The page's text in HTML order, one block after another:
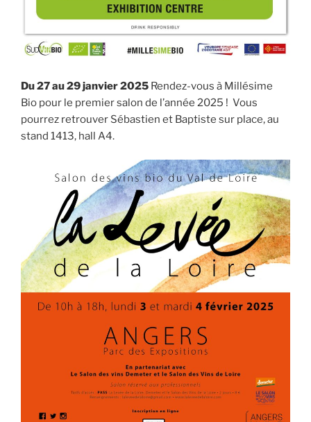
Du 27 au 29 janvier 2025 Rendez-vous à Millésime
Bio pour le premier salon de l’année 2025 ! Vous
pourrez retrouver Sébastien et Baptiste sur place, au
stand 1413, hall A4.